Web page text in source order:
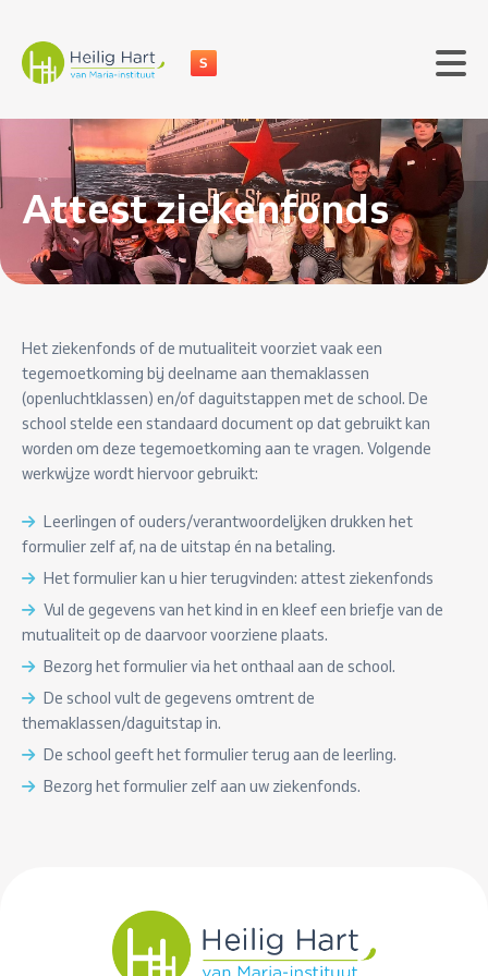
Attest ziekenfonds
Het ziekenfonds of de mutualiteit voorziet vaak een
tegemoetkoming bij deelname aan themaklassen
(openluchtklassen) en/of daguitstappen met de school. De
school stelde een standaard document op dat gebruikt kan
worden om deze tegemoetkoming aan te vragen. Volgende
werkwijze wordt hiervoor gebruikt:
Leerlingen of ouders/verantwoordelijken drukken het
formulier zelf af, na de uitstap én na betaling.
Het formulier kan u hier terugvinden: attest ziekenfonds
Vul de gegevens van het kind in en kleef een briefje van de
mutualiteit op de daarvoor voorziene plaats.
Bezorg het formulier via het onthaal aan de school.
De school vult de gegevens omtrent de
themaklassen/daguitstap in.
De school geeft het formulier terug aan de leerling.
Bezorg het formulier zelf aan uw ziekenfonds.